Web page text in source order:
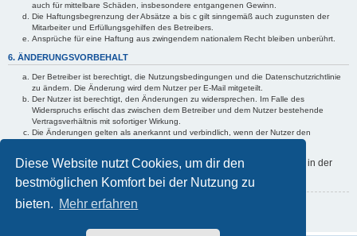
Diese Website nutzt Cookies, um dir den
bestmöglichen Komfort bei der Nutzung zu
bieten. Mehr erfahren
auch für mittelbare Schäden, insbesondere entgangenen Gewinn.
Die Haftungsbegrenzung der Absätze a bis c gilt sinngemäß auch zugunsten der
Mitarbeiter und Erfüllungsgehilfen des Betreibers.
Ansprüche für eine Haftung aus zwingendem nationalem Recht bleiben unberührt.
6. ÄNDERUNGSVORBEHALT
Der Betreiber ist berechtigt, die Nutzungsbedingungen und die Datenschutzrichtlinie
zu ändern. Die Änderung wird dem Nutzer per E-Mail mitgeteilt.
Der Nutzer ist berechtigt, den Änderungen zu widersprechen. Im Falle des
Widerspruchs erlischt das zwischen dem Betreiber und dem Nutzer bestehende
Vertragsverhältnis mit sofortiger Wirkung.
Die Änderungen gelten als anerkannt und verbindlich, wenn der Nutzer den
Informationen über den Umgang mit deinen persönlichen Daten sind in der
Datenschutzrichtlinie enthalten.
Zurück zur Anmeldemaske